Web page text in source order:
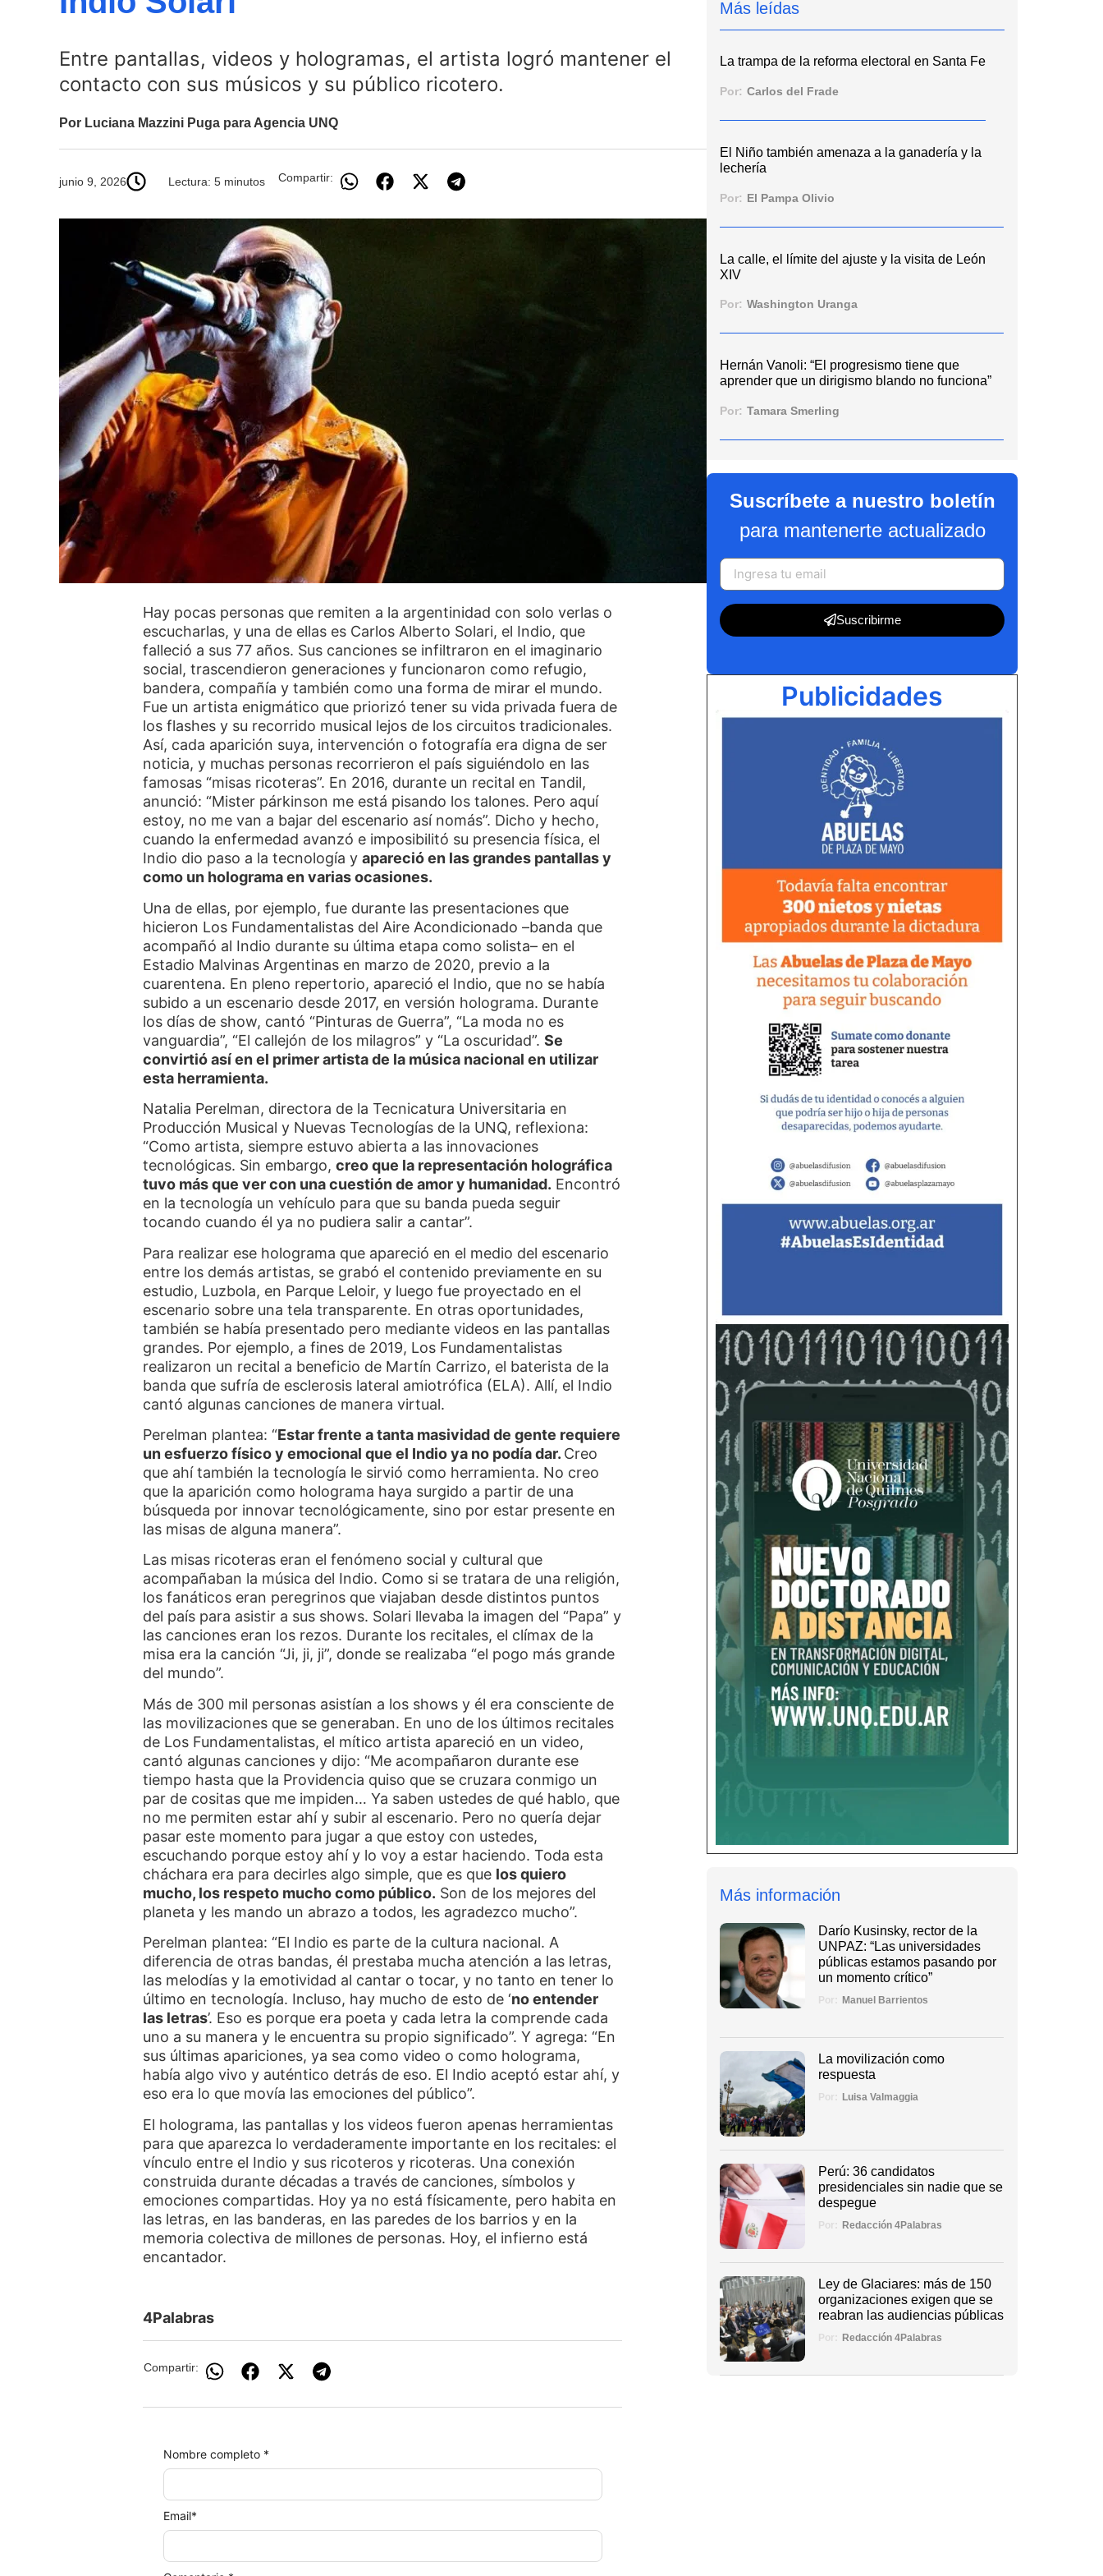
Entre pantallas, videos y hologramas, el artista logró mantener el
contacto con sus músicos y su público ricotero.
Por Luciana Mazzini Puga para Agencia UNQ
junio 9, 2026 Lectura: 5 minutos Compartir:
Hay pocas personas que remiten a la argentinidad con solo verlas o
escucharlas, y una de ellas es Carlos Alberto Solari, el Indio, que
falleció a sus 77 años. Sus canciones se infiltraron en el imaginario
social, trascendieron generaciones y funcionaron como refugio,
bandera, compañía y también como una forma de mirar el mundo.
Fue un artista enigmático que priorizó tener su vida privada fuera de
los flashes y su recorrido musical lejos de los circuitos tradicionales.
Así, cada aparición suya, intervención o fotografía era digna de ser
noticia, y muchas personas recorrieron el país siguiéndolo en las
famosas “misas ricoteras”. En 2016, durante un recital en Tandil,
anunció: “Mister párkinson me está pisando los talones. Pero aquí
estoy, no me van a bajar del escenario así nomás”. Dicho y hecho,
cuando la enfermedad avanzó e imposibilitó su presencia física, el
Indio dio paso a la tecnología yapareció en las grandes pantallas y
como un holograma en varias ocasiones.
Una de ellas, por ejemplo, fue durante las presentaciones que
hicieron Los Fundamentalistas del Aire Acondicionado –banda que
acompañó al Indio durante su última etapa como solista– en el
Estadio Malvinas Argentinas en marzo de 2020, previo a la
cuarentena. En pleno repertorio, apareció el Indio, que no se había
subido a un escenario desde 2017, en versión holograma. Durante
los días de show, cantó “Pinturas de Guerra”, “La moda no es
vanguardia”, “El callejón de los milagros” y “La oscuridad”.Se
convirtió así en el primer artista de la música nacional en utilizar
esta herramienta.
Natalia Perelman, directora de la Tecnicatura Universitaria en
Producción Musical y Nuevas Tecnologías de la UNQ, reflexiona:
“Como artista, siempre estuvo abierta a las innovaciones
tecnológicas. Sin embargo,creo que la representación holográfica
tuvo más que ver con una cuestión de amor y humanidad. Encontró
en la tecnología un vehículo para que su banda pueda seguir
tocando cuando él ya no pudiera salir a cantar”.
Para realizar ese holograma que apareció en el medio del escenario
entre los demás artistas, se grabó el contenido previamente en su
estudio, Luzbola, en Parque Leloir, y luego fue proyectado en el
escenario sobre una tela transparente. En otras oportunidades,
también se había presentado pero mediante videos en las pantallas
grandes. Por ejemplo, a fines de 2019, Los Fundamentalistas
realizaron un recital a beneficio de Martín Carrizo, el baterista de la
banda que sufría de esclerosis lateral amiotrófica (ELA). Allí, el Indio
cantó algunas canciones de manera virtual.
Perelman plantea: “Estar frente a tanta masividad de gente requiere
un esfuerzo físico y emocional que el Indio ya no podía dar. Creo
que ahí también la tecnología le sirvió como herramienta. No creo
que la aparición como holograma haya surgido a partir de una
búsqueda por innovar tecnológicamente, sino por estar presente en
las misas de alguna manera”.
Las misas ricoteras eran el fenómeno social y cultural que
acompañaban la música del Indio. Como si se tratara de una religión,
los fanáticos eran peregrinos que viajaban desde distintos puntos
del país para asistir a sus shows. Solari llevaba la imagen del “Papa” y
las canciones eran los rezos. Durante los recitales, el clímax de la
misa era la canción “Ji, ji, ji”, donde se realizaba “el pogo más grande
del mundo”.
Más de 300 mil personas asistían a los shows y él era consciente de
las movilizaciones que se generaban. En uno de los últimos recitales
de Los Fundamentalistas, el mítico artista apareció en un video,
cantó algunas canciones y dijo: “Me acompañaron durante ese
tiempo hasta que la Providencia quiso que se cruzara conmigo un
par de cositas que me impiden… Ya saben ustedes de qué hablo, que
no me permiten estar ahí y subir al escenario. Pero no quería dejar
pasar este momento para jugar a que estoy con ustedes,
escuchando porque estoy ahí y lo voy a estar haciendo. Toda esta
cháchara era para decirles algo simple, que es que los quiero
mucho, los respeto mucho como público. Son de los mejores del
planeta y les mando un abrazo a todos, les agradezco mucho”.
Perelman plantea: “El Indio es parte de la cultura nacional. A
diferencia de otras bandas, él prestaba mucha atención a las letras,
las melodías y la emotividad al cantar o tocar, y no tanto en tener lo
último en tecnología. Incluso, hay mucho de esto de ‘no entender
las letras’. Eso es porque era poeta y cada letra la comprende cada
uno a su manera y le encuentra su propio significado”. Y agrega: “En
sus últimas apariciones, ya sea como video o como holograma,
había algo vivo y auténtico detrás de eso. El Indio aceptó estar ahí, y
eso era lo que movía las emociones del público”.
El holograma, las pantallas y los videos fueron apenas herramientas
para que aparezca lo verdaderamente importante en los recitales: el
vínculo entre el Indio y sus ricoteros y ricoteras. Una conexión
construida durante décadas a través de canciones, símbolos y
emociones compartidas. Hoy ya no está físicamente, pero habita en
las letras, en las banderas, en las paredes de los barrios y en la
memoria colectiva de millones de personas. Hoy, el infierno está
encantador.
4Palabras
Compartir:
Nombre completo *
Email*
Más leídas
La trampa de la reforma electoral en Santa Fe
Por: Carlos del Frade
El Niño también amenaza a la ganadería y la
lechería
Por: El Pampa Olivio
La calle, el límite del ajuste y la visita de León
XIV
Por: Washington Uranga
Hernán Vanoli: “El progresismo tiene que
aprender que un dirigismo blando no funciona”
Por: Tamara Smerling
Suscríbete a nuestro boletín
para mantenerte actualizado
Suscribirme
Publicidades
Más información
Darío Kusinsky, rector de la
UNPAZ: “Las universidades
públicas estamos pasando por
un momento crítico”
Por: Manuel Barrientos
La movilización como
respuesta
Por: Luisa Valmaggia
Perú: 36 candidatos
presidenciales sin nadie que se
despegue
Por: Redacción 4Palabras
Ley de Glaciares: más de 150
organizaciones exigen que se
reabran las audiencias públicas
Por: Redacción 4Palabras